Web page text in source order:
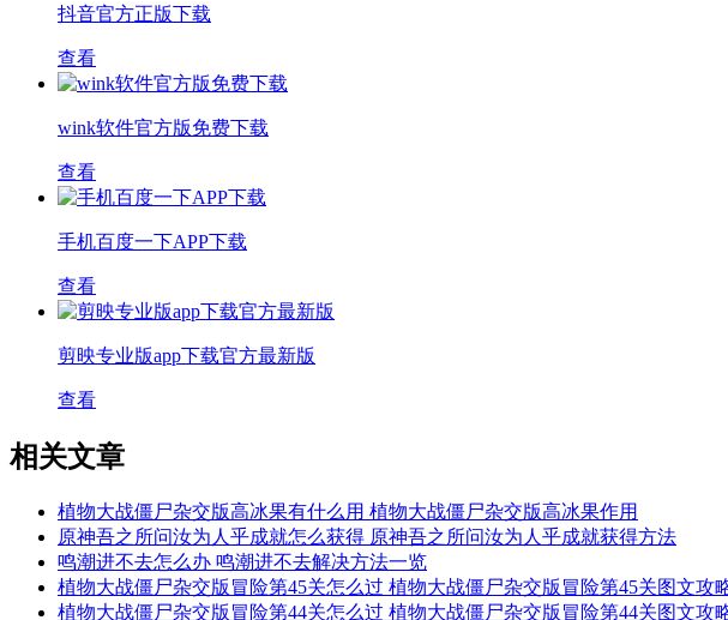
抖音官方正版下载
查看
wink软件官方版免费下载
查看
手机百度一下APP下载
查看
剪映专业版app下载官方最新版
查看
相关文章
植物大战僵尸杂交版高冰果有什么用 植物大战僵尸杂交版高冰果作用
原神吾之所问汝为人乎成就怎么获得 原神吾之所问汝为人乎成就获得方法
鸣潮进不去怎么办 鸣潮进不去解决方法一览
植物大战僵尸杂交版冒险第45关怎么过 植物大战僵尸杂交版冒险第45关图文攻
植物大战僵尸杂交版冒险第44关怎么过 植物大战僵尸杂交版冒险第44关图文攻